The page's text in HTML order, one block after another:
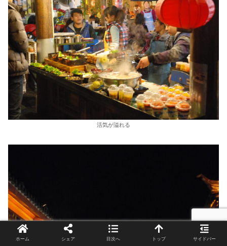
活気が溢れる
ホーム シェア 目次へ トップ サイドバー